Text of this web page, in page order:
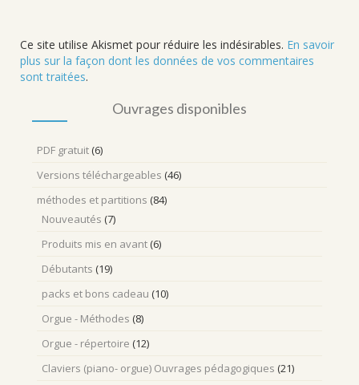
Ce site utilise Akismet pour réduire les indésirables. En savoir
plus sur la façon dont les données de vos commentaires
sont traitées.
Ouvrages disponibles
PDF gratuit (6)
Versions téléchargeables (46)
méthodes et partitions (84)
Nouveautés (7)
Produits mis en avant (6)
Débutants (19)
packs et bons cadeau (10)
Orgue - Méthodes (8)
Orgue - répertoire (12)
Claviers (piano- orgue) Ouvrages pédagogiques (21)